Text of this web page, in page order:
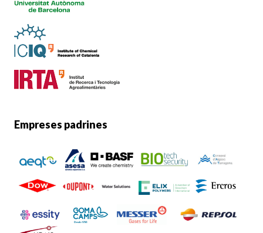
Empreses padrines